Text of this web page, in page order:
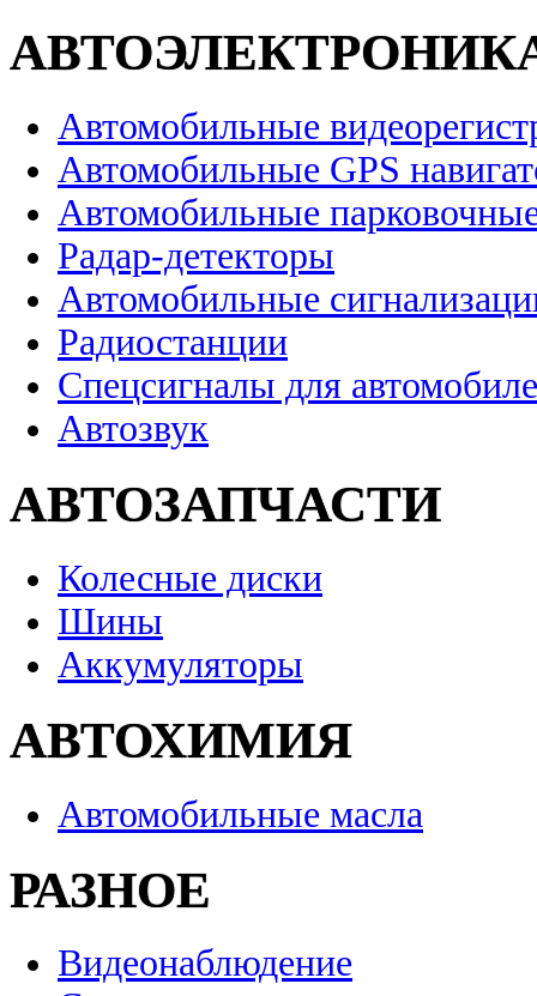
Автомобильные
Автомобильные GPS
Автомобильные
Радар-детекторы
Автомобильные
Радиостанции
Спецсигналы для
Автозвук
АВТОЗАПЧАСТИ
Колесные диски
Шины
Аккумуляторы
АВТОХИМИЯ
Автомобильные масла
РАЗНОЕ
Видеонаблюдение